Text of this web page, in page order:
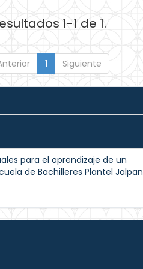
1-1 de 1.
1 Siguiente
para el aprendizaje de un
de Bachilleres Plantel Jalpan